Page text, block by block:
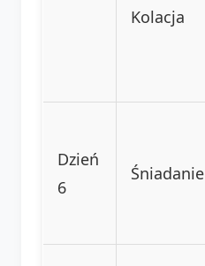
Kolacja
Dzień
6
Śniadanie